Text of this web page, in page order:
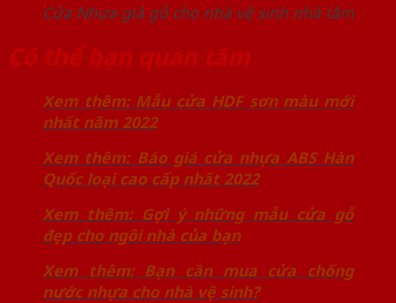
Cửa Nhựa giả gỗ cho nhà vệ sinh nhà tắm
Có thể bạn quan tâm
Xem thêm: Mẫu cửa HDF sơn màu mới
nhất năm 2022
Xem thêm: Báo giá cửa nhựa ABS Hàn
Quốc loại cao cấp nhất 2022
Xem thêm: Gợi ý những mẫu cửa gỗ
đẹp cho ngôi nhà của bạn
Xem thêm: Bạn cần mua cửa chống
nước nhựa cho nhà vệ sinh?